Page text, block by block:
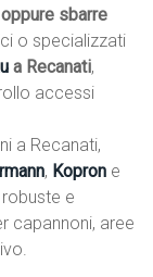
sbarre
o specializzati
a Recanati,
accessi
a Recanati,
, Kopron e
e
capannoni, aree